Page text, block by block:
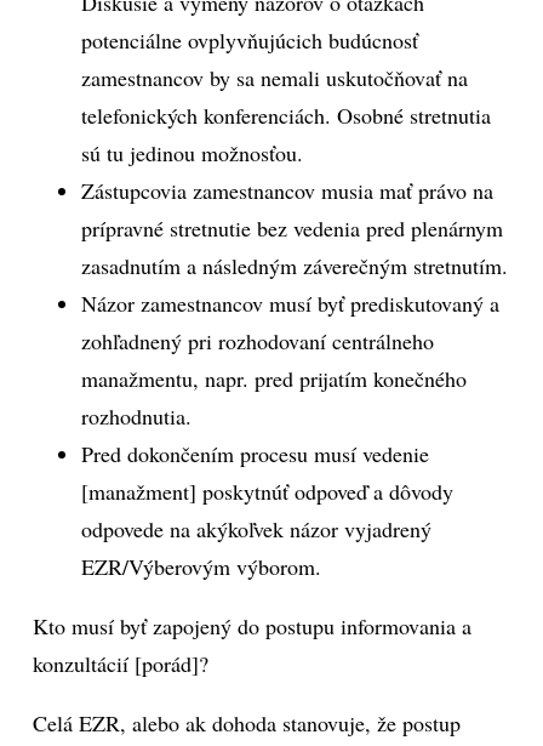
potenciálne ovplyvňujúcich budúcnosť
zamestnancov by sa nemali uskutočňovať na
telefonických konferenciách. Osobné stretnutia
sú tu jedinou možnosťou.
Zástupcovia zamestnancov musia mať právo na
prípravné stretnutie bez vedenia pred plenárnym
zasadnutím a následným záverečným stretnutím.
Názor zamestnancov musí byť prediskutovaný a
zohľadnený pri rozhodovaní centrálneho
manažmentu, napr. pred prijatím konečného
rozhodnutia.
Pred dokončením procesu musí vedenie
[manažment] poskytnúť odpoveď a dôvody
odpovede na akýkoľvek názor vyjadrený
EZR/Výberovým výborom.
Kto musí byť zapojený do postupu informovania a
konzultácií [porád]?
Celá EZR, alebo ak dohoda stanovuje, že postup